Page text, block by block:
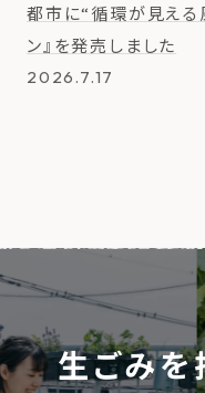
2026.7.17
都市に“循環が見える
ン』を発売しました
生ごみを